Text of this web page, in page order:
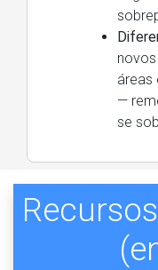
áreas
—
se